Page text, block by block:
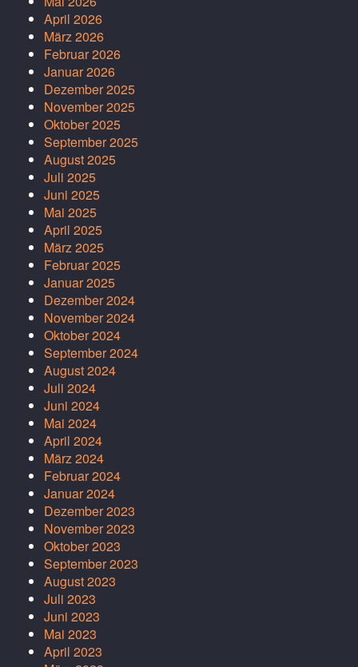
April 2026
März 2026
Februar 2026
Januar 2026
Dezember 2025
November 2025
Oktober 2025
September 2025
August 2025
Juli 2025
Juni 2025
Mai 2025
April 2025
März 2025
Februar 2025
Januar 2025
Dezember 2024
November 2024
Oktober 2024
September 2024
August 2024
Juli 2024
Juni 2024
Mai 2024
April 2024
März 2024
Februar 2024
Januar 2024
Dezember 2023
November 2023
Oktober 2023
September 2023
August 2023
Juli 2023
Juni 2023
Mai 2023
April 2023